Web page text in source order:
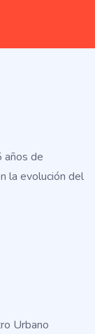
años de
la evolución del
Urbano